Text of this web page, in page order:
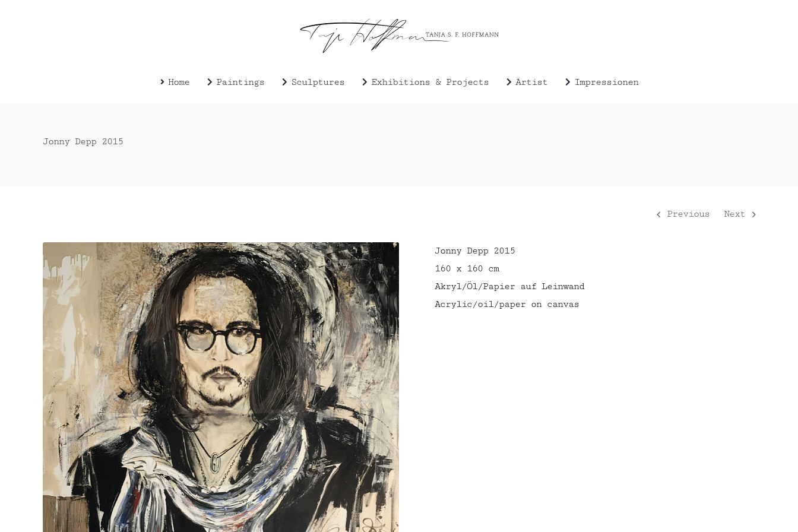
Home Paintings Sculptures Exhibitions & Projects Artist Impressionen
Jonny Depp 2015
Previous Next
Jonny Depp 2015
160 x 160 cm
Akryl/Öl/Papier auf Leinwand
Acrylic/oil/paper on canvas